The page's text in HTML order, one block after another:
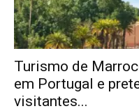
Turismo de
em Portugal e
visitantes...